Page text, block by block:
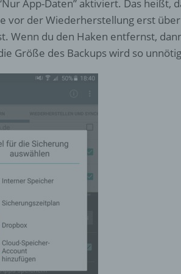
App-Daten” aktiviert. Das heißt,
vor der Wiederherstellung erst
Wenn du den Haken entfernst,
Größe des Backups wird so
Markierung gespeicherter
ihre künftige Verarbeitung
Verarbeitung
dass diese
um bestimmte
Person beziehen,
bezüglich Arbeitsleistung,
Vorlieben, Interessen,
oder Ortswechsel dieser
vorherzusagen.